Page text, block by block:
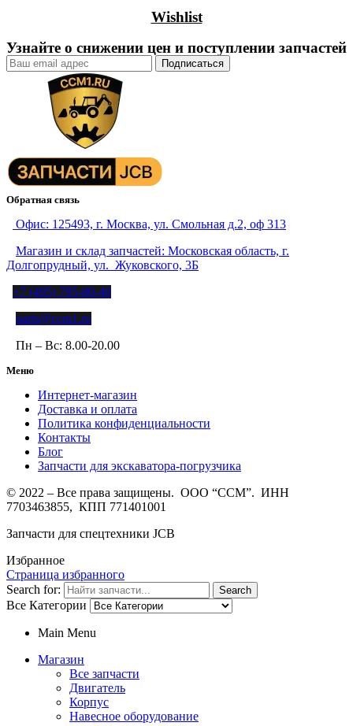
Wishlist
Узнайте о снижении цен и поступлении запчастей
Обратная связь
Офис: 125493, г. Москва, ул. Смольная д.2, оф 313
Магазин и склад запчастей: Московская область, г.
Долгопрудный, ул. Жуковского, 3Б
+7 (495) 795-80-40
parts@ccm1.ru
Пн – Вс: 8.00-20.00
Меню
Интернет-магазин
Доставка и оплата
Политика конфиденциальности
Контакты
Блог
Запчасти для экскаватора-погрузчика
© 2022 – Все права защищены. ООО “ССМ”. ИНН
7703463855, КПП 771401001
Запчасти для спецтехники JCB
Избранное
Страница избранного
Search for:
Search
Все Категории
Main Menu
Магазин
Все запчасти
Двигатель
Корпус
Навесное оборудование